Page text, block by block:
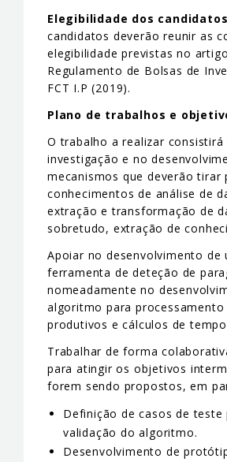
Elegibilidade dos
candidatos deverão reunir as
elegibilidade previstas no
Regulamento de Bolsas de
FCT I.P (2019).
Plano de trabalhos e
O trabalho a realizar consistirá
investigação e no
mecanismos que deverão tirar
conhecimentos de análise de
extração e transformação de
sobretudo, extração de
Apoiar no desenvolvimento de
ferramenta de deteção de
nomeadamente no
algoritmo para processamento
produtivos e cálculos de
Trabalhar de forma
para atingir os objetivos
forem sendo propostos, em
Definição de casos de teste
validação do algoritmo.
Desenvolvimento de